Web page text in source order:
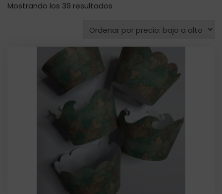
Mostrando los 39 resultados
precio:
a